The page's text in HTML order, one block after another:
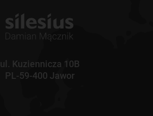
ul. Kuziennicza 10B
PL-59-400 Jawor